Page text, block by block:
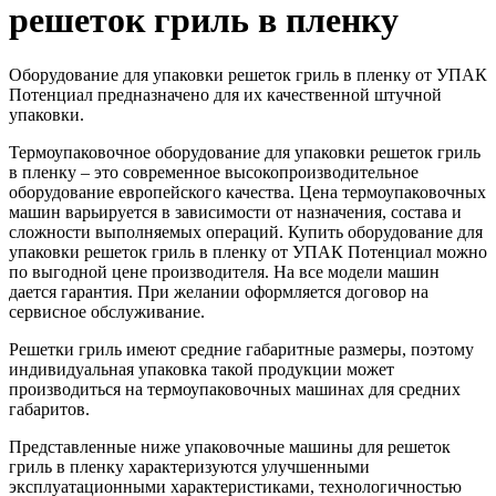
решеток гриль в пленку
Оборудование для упаковки решеток гриль в пленку от УПАК
Потенциал предназначено для их качественной штучной
упаковки.
Термоупаковочное оборудование для упаковки решеток гриль
в пленку – это современное высокопроизводительное
оборудование европейского качества. Цена термоупаковочных
машин варьируется в зависимости от назначения, состава и
сложности выполняемых операций. Купить оборудование для
упаковки решеток гриль в пленку от УПАК Потенциал можно
по выгодной цене производителя. На все модели машин
дается гарантия. При желании оформляется договор на
сервисное обслуживание.
Решетки гриль имеют средние габаритные размеры, поэтому
индивидуальная упаковка такой продукции может
производиться на термоупаковочных машинах для средних
габаритов.
Представленные ниже упаковочные машины для решеток
гриль в пленку характеризуются улучшенными
эксплуатационными характеристиками, технологичностью